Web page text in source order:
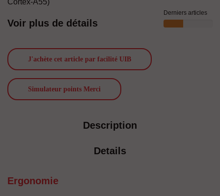
Cortex-A55)
Voir plus de détails
Derniers articles
J'achète cet article par facilité UIB
Simulateur points Merci
Description
Details
Ergonomie